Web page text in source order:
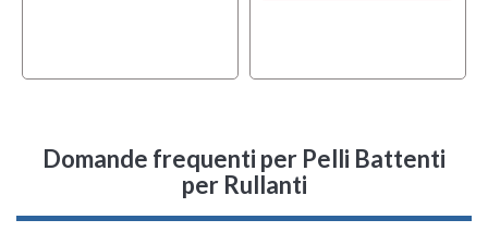
Domande frequenti per Pelli Battenti
per Rullanti